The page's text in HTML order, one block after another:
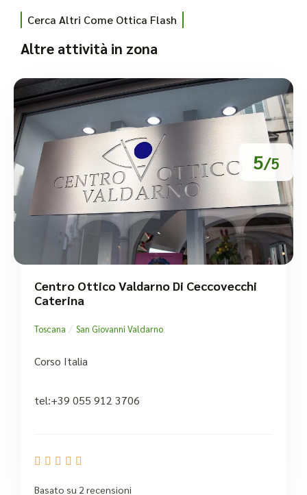
Cerca Altri Come Ottica Flash
Altre attività in zona
5/5
Centro Ottico Valdarno Di Ceccovecchi
Caterina
Toscana / San Giovanni Valdarno
Corso Italia
tel:+39 055 912 3706
    
Basato su 2 recensioni